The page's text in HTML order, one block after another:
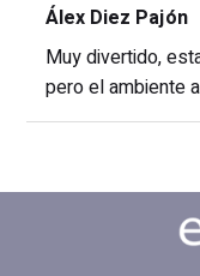
Álex Diez Pajón
Muy divertido,
pero el ambiente